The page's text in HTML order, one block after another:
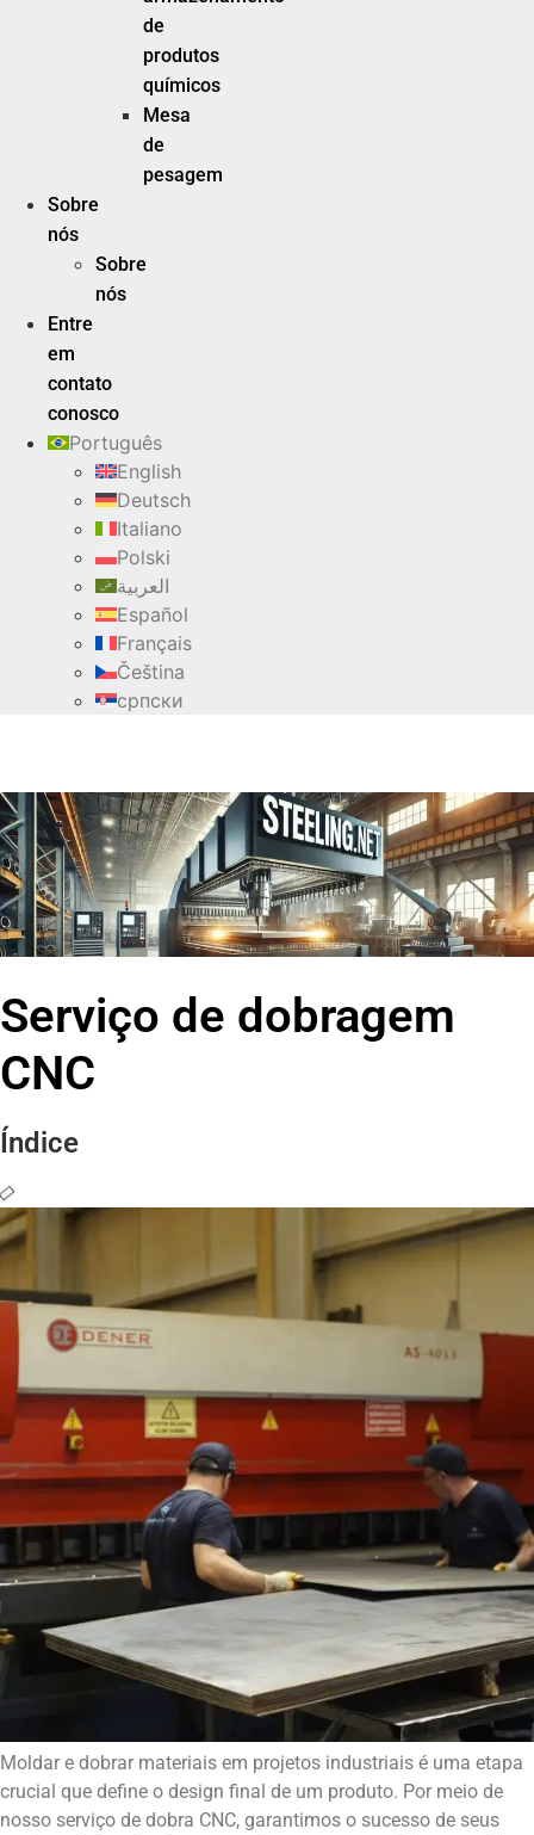
de
produtos
químicos
Mesa
de
pesagem
Sobre
nós
Sobre
nós
Entre
em
contato
conosco
Português
English
Deutsch
Italiano
Polski
العربية
Español
Français
Čeština
српски
Serviço de dobragem
CNC
Índice
Moldar e dobrar materiais em projetos industriais é uma etapa
crucial que define o design final de um produto. Por meio de
nosso serviço de dobra CNC, garantimos o sucesso de seus